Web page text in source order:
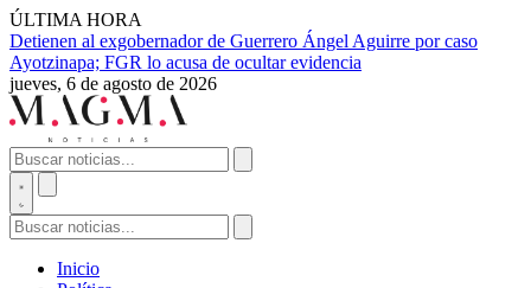
ÚLTIMA HORA
Detienen al exgobernador de Guerrero Ángel Aguirre por caso
Ayotzinapa; FGR lo acusa de ocultar evidencia
jueves, 6 de agosto de 2026
Inicio